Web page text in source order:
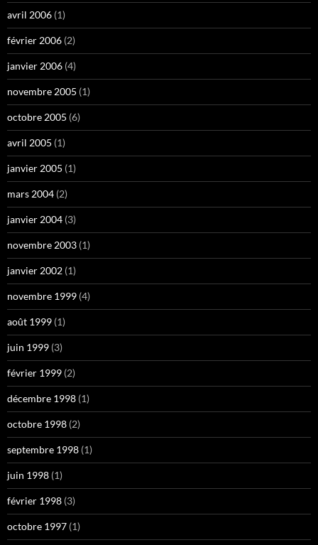
avril 2006 (1)
février 2006 (2)
janvier 2006 (4)
novembre 2005 (1)
octobre 2005 (6)
avril 2005 (1)
janvier 2005 (1)
mars 2004 (2)
janvier 2004 (3)
novembre 2003 (1)
janvier 2002 (1)
novembre 1999 (4)
août 1999 (1)
juin 1999 (3)
février 1999 (2)
décembre 1998 (1)
octobre 1998 (2)
septembre 1998 (1)
juin 1998 (1)
février 1998 (3)
octobre 1997 (1)